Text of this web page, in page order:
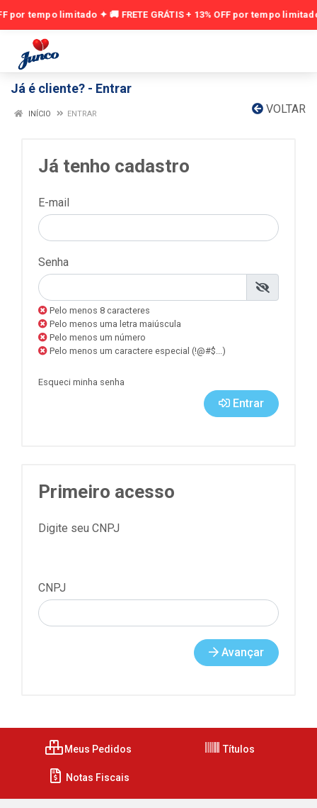
Já é cliente? - Entrar
VOLTAR
INÍCIO ENTRAR
Já tenho cadastro
E-mail
Senha
Pelo menos 8 caracteres
Pelo menos uma letra maiúscula
Pelo menos um número
Pelo menos um caractere especial (!@#$...)
Esqueci minha senha
Entrar
Primeiro acesso
Digite seu CNPJ
CNPJ
Avançar
Meus Pedidos Títulos
Notas Fiscais